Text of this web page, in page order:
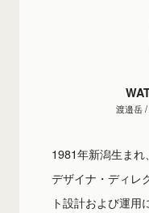
渡邉岳
1981年新潟生ま
デザイナ・ディレ
ト設計および運